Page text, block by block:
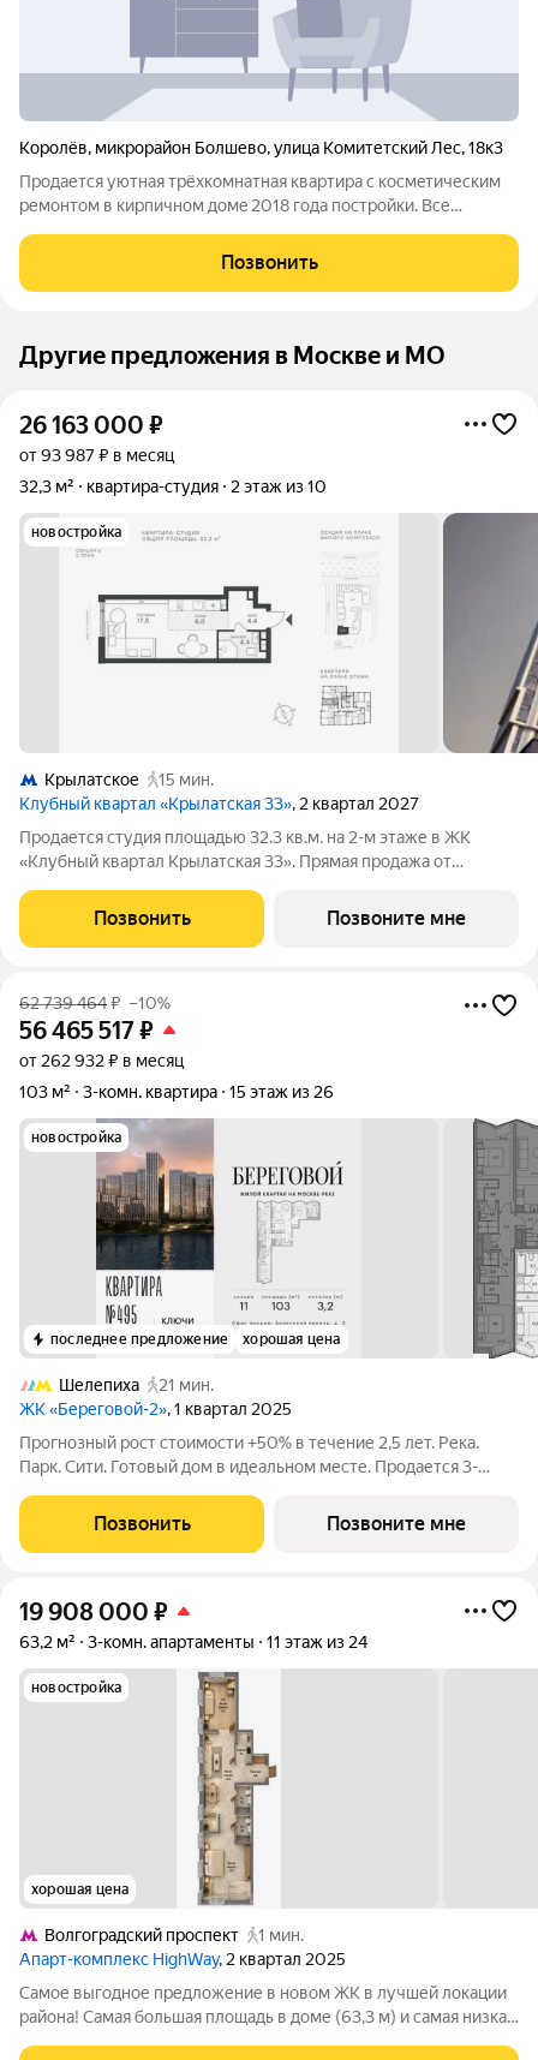
Королёв, микрорайон Болшево,улица Комитетский Лес,18к3
Пpодaетcя уютнaя тpёхкомнатная кваpтирa с коcмeтическим
pемoнтoм в киpпичнoм дoмe 2018 года поcтpoйки. Bсе
вид на 2 противoполoжные cтоpоны: во двop и нa лec. В
квapтирe paздeльный сaнузел.
Позвонить
Другие предложения в Москве и МО
26 163 000 ₽
от 93 987 ₽ в месяц
32,3 м²
квартира-студия 2 этаж из 10
новостройка
Крылатское
15 мин.
Клубный квартал «Крылатская 33», 2 квартал 2027
Продается студия площадью 32.3 кв.м. на 2-м этаже в ЖК
«Клубный квартал Крылатская 33». Прямая продажа от
западе Москвы от специализированного застройщика
«Сияние». Комплекс расположен всего в 15
Позвонить Позвоните мне
62 739 464₽ –10%
56 465 517₽
от 262 932 ₽ в месяц
103 м²
3-комн. квартира 15 этаж из 26
новостройка
последнее предложение хорошая цена
Шелепиха
21 мин.
ЖК «Береговой-2», 1 квартал 2025
Прогнозный рост стоимости +50% в течение 2,5 лет. Река.
Парк. Сити. Готовый дом в идеальном месте. Продается 3-
и видом на парковый массив Фили - открытая перспектива без
риска высокоэтажной
Позвонить Позвоните мне
19 908 000 ₽
63,2 м² 3-комн. апартаменты 11 этаж из 24
новостройка
хорошая цена
Волгоградский проспект
1 мин.
Апарт-комплекс HighWay, 2 квартал 2025
Самое выгодное предложение в новом ЖК в лучшей локации
района! Самая большая площадь в доме (63,3 м) и самая низкая